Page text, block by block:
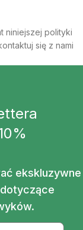
niniejszej polityki
się z nami
ekskluzywne